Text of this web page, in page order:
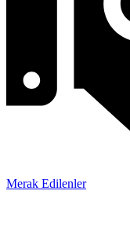
Merak Edilenler